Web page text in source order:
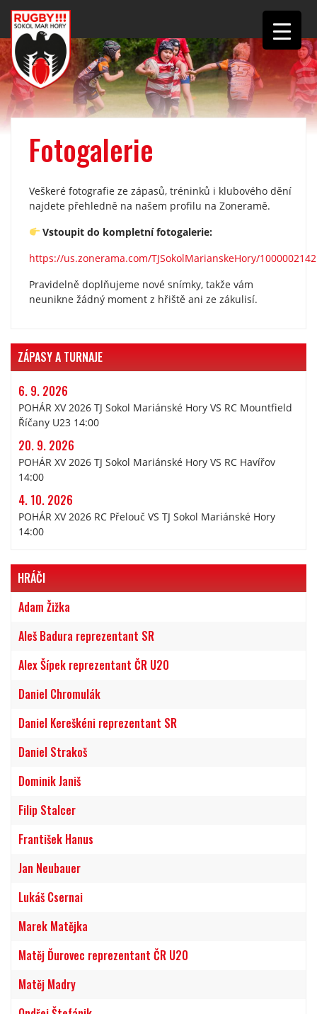
Fotogalerie
Veškeré fotografie ze zápasů, tréninků i klubového dění
najdete přehledně na našem profilu na Zoneramě.
Vstoupit do kompletní fotogalerie:
https://us.zonerama.com/TJSokolMarianskeHory/1000002142
Pravidelně doplňujeme nové snímky, takže vám
neunikne žádný moment z hřiště ani ze zákulisí.
ZÁPASY A TURNAJE
6. 9. 2026
POHÁR XV 2026 TJ Sokol Mariánské Hory VS RC Mountfield
Říčany U23 14:00
20. 9. 2026
POHÁR XV 2026 TJ Sokol Mariánské Hory VS RC Havířov
14:00
4. 10. 2026
POHÁR XV 2026 RC Přelouč VS TJ Sokol Mariánské Hory
14:00
HRÁČI
Adam Žižka
Aleš Badura reprezentant SR
Alex Šípek reprezentant ČR U20
Daniel Chromulák
Daniel Kereškéni reprezentant SR
Daniel Strakoš
Dominik Janiš
Filip Stalcer
František Hanus
Jan Neubauer
Lukáš Csernai
Marek Matějka
Matěj Ďurovec reprezentant ČR U20
Matěj Madry